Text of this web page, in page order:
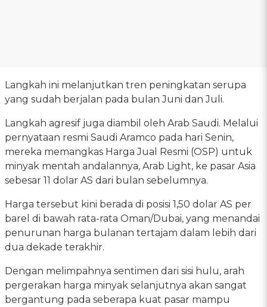
Langkah ini melanjutkan tren peningkatan serupa
yang sudah berjalan pada bulan Juni dan Juli.
Langkah agresif juga diambil oleh Arab Saudi. Melalui
pernyataan resmi Saudi Aramco pada hari Senin,
mereka memangkas Harga Jual Resmi (OSP) untuk
minyak mentah andalannya, Arab Light, ke pasar Asia
sebesar 11 dolar AS dari bulan sebelumnya.
Harga tersebut kini berada di posisi 1,50 dolar AS per
barel di bawah rata-rata Oman/Dubai, yang menandai
penurunan harga bulanan tertajam dalam lebih dari
dua dekade terakhir.
Dengan melimpahnya sentimen dari sisi hulu, arah
pergerakan harga minyak selanjutnya akan sangat
bergantung pada seberapa kuat pasar mampu